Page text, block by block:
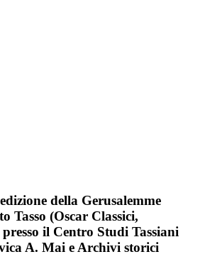
della Gerusalemme
Tasso (Oscar Classici,
il Centro Studi Tassiani
A. Mai e Archivi storici